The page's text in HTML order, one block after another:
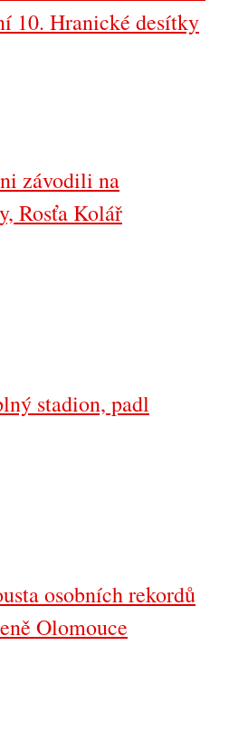
10. Hranické desítky
závodili na
Rosťa Kolář
stadion, padl
osobních rekordů
Olomouce